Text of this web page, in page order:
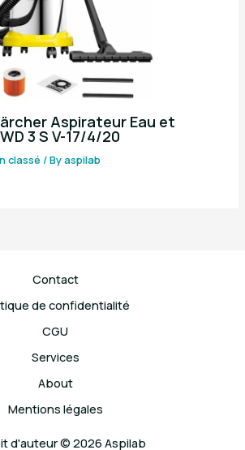
Aspirateur Eau et
3 S V-17/4/20
classé / Byaspilab
Contact
de confidentialité
CGU
Services
About
Mentions légales
d'auteur © 2026 Aspilab